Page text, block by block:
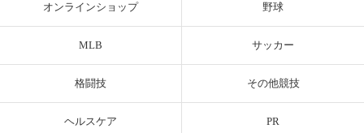
オンラインショップ 野球
MLB サッカー
格闘技 その他競技
ヘルスケア PR